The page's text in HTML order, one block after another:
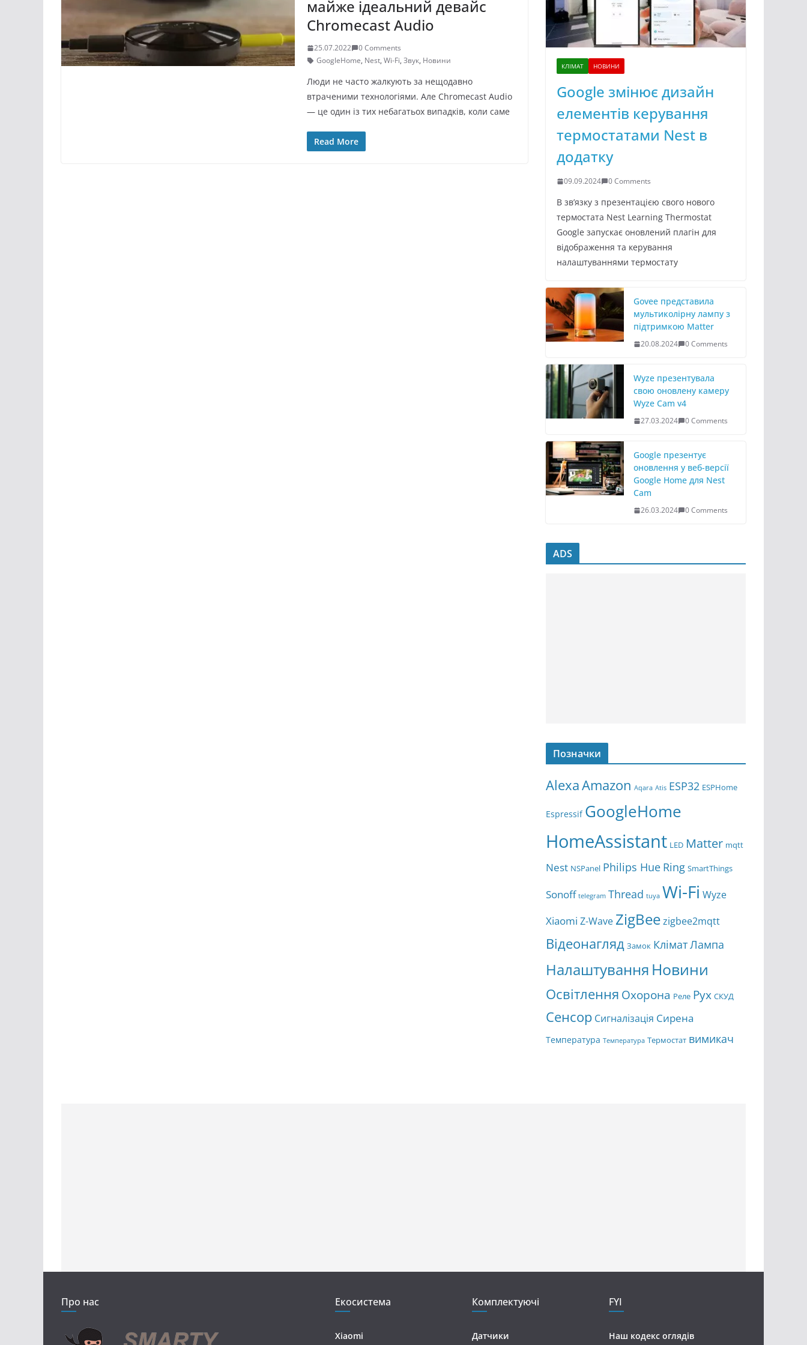
майже ідеальний девайс
Chromecast Audio
25.07.2022
0 Comments
GoogleHome, Nest, Wi-Fi, Звук, Новини
Люди не часто жалкують за нещодавно
втраченими технологіями. Але Chromecast Audio
— це один із тих небагатьох випадків, коли саме
Read More
КЛІМАТ НОВИНИ
Google змінює дизайн
елементів керування
термостатами Nest в
додатку
09.09.2024 0 Comments
В зв’язку з презентацією свого нового
термостата Nest Learning Thermostat
Google запускає оновлений плагін для
відображення та керування
налаштуваннями термостату
Govee представила
мультиколірну лампу з
підтримкою Matter
20.08.2024 0 Comments
Wyze презентувала
свою оновлену камеру
Wyze Cam v4
27.03.2024 0 Comments
Google презентує
оновлення у веб-версії
Google Home для Nest
Cam
26.03.2024 0 Comments
ADS
Позначки
AlexaAmazon Aqara Atis ESP32 ESPHome
Espressif GoogleHome
HomeAssistant LED Matter mqtt
Nest NSPanel Philips Hue Ring SmartThings
Sonoff telegram Thread tuya Wi-Fi Wyze
Xiaomi Z-Wave ZigBeezigbee2mqtt
Відеонагляд Замок КліматЛампа
Налаштування Новини
Освітлення Охорона Реле Рух СКУД
Сенсор Сигналізація Сирена
Температура Температура Термостат вимикач
Про нас Екосистема
Xiaomi
Комплектуючі
Датчики
FYI
Наш кодекс оглядів